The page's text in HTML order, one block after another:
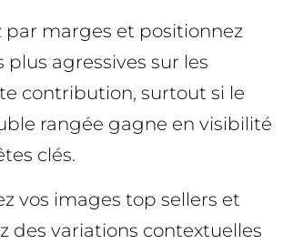
par marges et positionnez
plus agressives sur les
contribution, surtout si le
rangée gagne en visibilité
clés.
vos images top sellers et
des variations contextuelles